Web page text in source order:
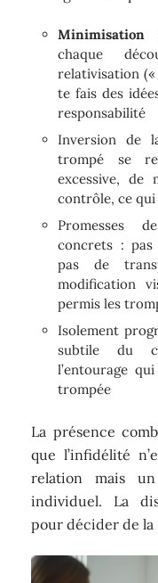
Minimisation
chaque
relativisation («
te fais des
responsabilité
Inversion de
trompé se
excessive, de
contrôle, ce
Promesses
concrets : pas
pas de
modification
permis les
Isolement
subtile du
l’entourage
trompée
La présence
que l’infidélité
relation mais
individuel. La
pour décider de la